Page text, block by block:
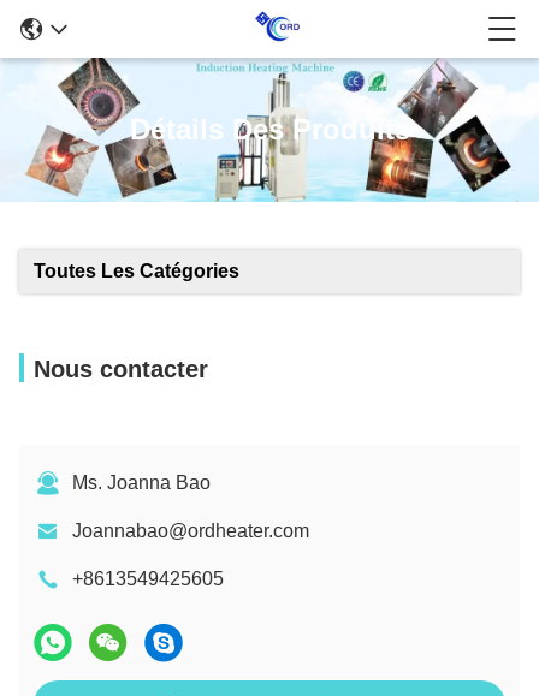
Détails Des Produits
Toutes Les Catégories
Nous contacter
Ms. Joanna Bao
Joannabao@ordheater.com
+8613549425605